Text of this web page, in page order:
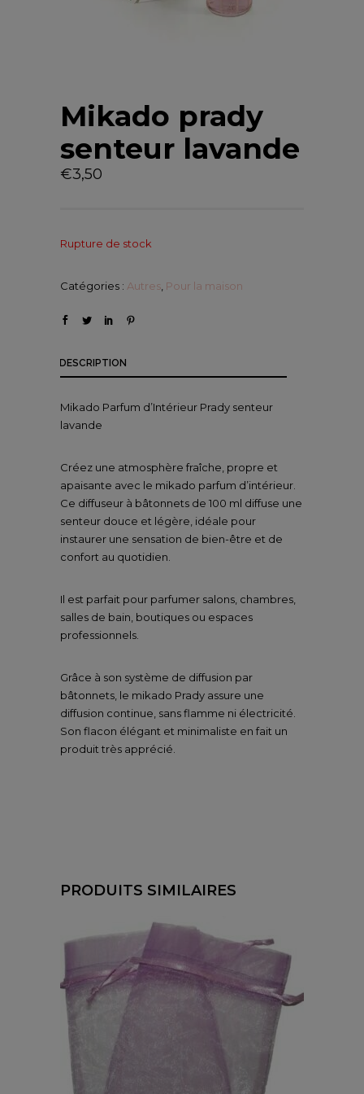
Mikado prady
senteur lavande
€3,50
Rupture de stock
Catégories : Autres Pour la maison
DESCRIPTION
Mikado Parfum d’Intérieur Prady senteur
lavande
Créez une atmosphère fraîche, propre et
apaisante avec le mikado parfum d’intérieur.
Ce diffuseur à bâtonnets de 100 ml diffuse une
senteur douce et légère, idéale pour
instaurer une sensation de bien-être et de
confort au quotidien.
Il est parfait pour parfumer salons, chambres,
salles de bain, boutiques ou espaces
professionnels.
Grâce à son système de diffusion par
bâtonnets, le mikado Prady assure une
diffusion continue, sans flamme ni électricité.
Son flacon élégant et minimaliste en fait un
produit très apprécié.
PRODUITS SIMILAIRES